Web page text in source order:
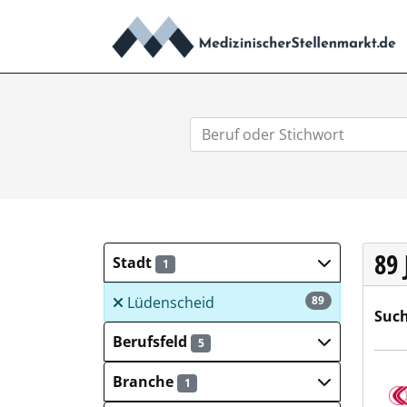
Stadt 1
89
Lüdenscheid
Berufsfeld
5
Branche 1
89